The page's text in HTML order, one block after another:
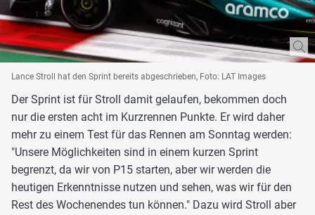
Lance Stroll hat den Sprint bereits abgeschrieben, Foto: LAT Images
Der Sprint ist für Stroll damit gelaufen, bekommen doch
nur die ersten acht im Kurzrennen Punkte. Er wird daher
mehr zu einem Test für das Rennen am Sonntag werden:
"Unsere Möglichkeiten sind in einem kurzen Sprint
begrenzt, da wir von P15 starten, aber wir werden die
heutigen Erkenntnisse nutzen und sehen, was wir für den
Rest des Wochenendes tun können." Dazu wird Stroll aber